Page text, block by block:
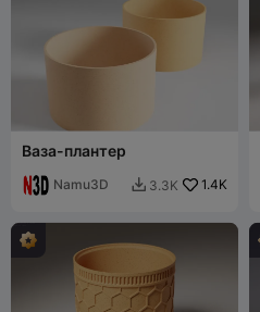
Ваза-плантер
Namu3D  3.3K 1.4K